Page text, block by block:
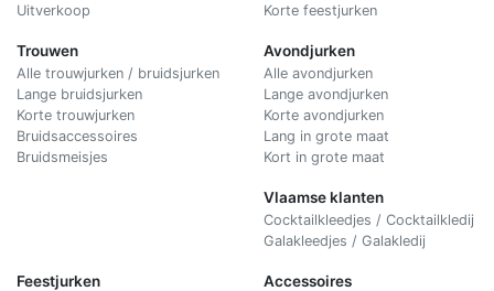
Uitverkoop
Trouwen
Alle trouwjurken / bruidsjurken
Lange bruidsjurken
Korte trouwjurken
Bruidsaccessoires
Bruidsmeisjes
Korte feestjurken
Avondjurken
Alle avondjurken
Lange avondjurken
Korte avondjurken
Lang in grote maat
Kort in grote maat
Vlaamse klanten
Cocktailkleedjes / Cocktailkledij
Galakleedjes / Galakledij
Feestjurken Accessoires